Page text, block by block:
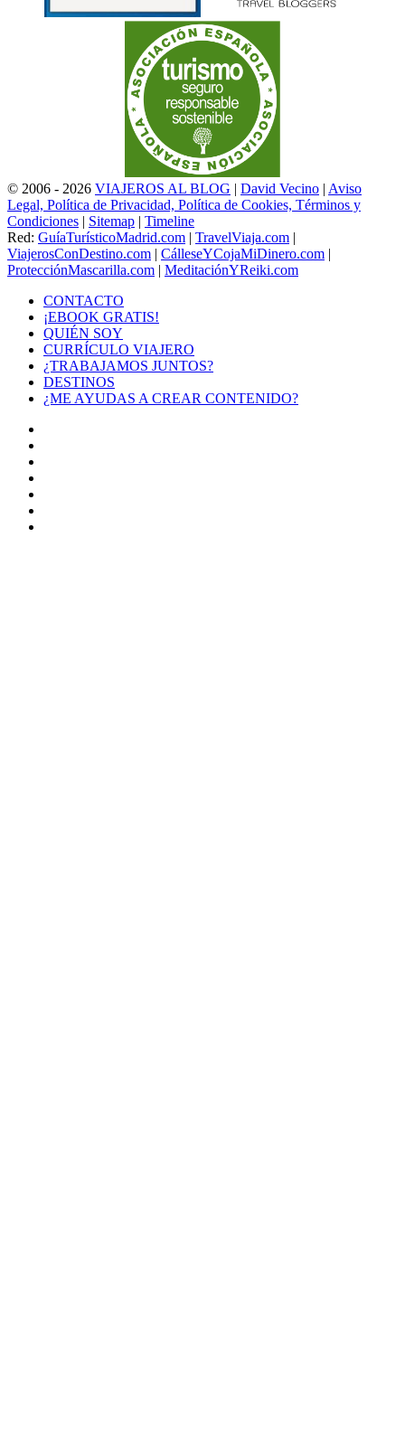
© 2006 - 2026 VIAJEROS AL BLOG | David Vecino | Aviso
Legal, Política de Privacidad, Política de Cookies, Términos y
Condiciones | Sitemap | Timeline
Red: GuíaTurísticoMadrid.com | TravelViaja.com |
ViajerosConDestino.com | CálleseYCojaMiDinero.com |
ProtecciónMascarilla.com | MeditaciónYReiki.com
CONTACTO
¡EBOOK GRATIS!
QUIÉN SOY
CURRÍCULO VIAJERO
¿TRABAJAMOS JUNTOS?
DESTINOS
¿ME AYUDAS A CREAR CONTENIDO?